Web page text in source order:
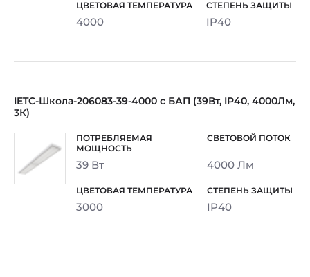
4000 IP40
IETC-Школа-206083-39-4000 с БАП (39Вт, IP40, 4000Лм,
3К)
39 Вт 4000 Лм
3000 IP40